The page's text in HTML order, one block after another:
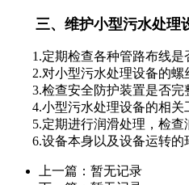
三、维护小型污水处理
1.定期检查各种管路布线是
2.对小型污水处理设备的螺
3.检查安全防护装置是否
4.小型污水处理设备的相关
5.定期进行润滑处理，检查
6.设备本身以及设备运转的环
上一篇：暂无记录